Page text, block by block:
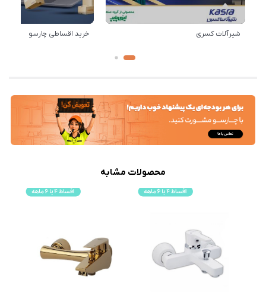
شیرآلات کسری خرید اقساطی چارسو
محصولات مشابه